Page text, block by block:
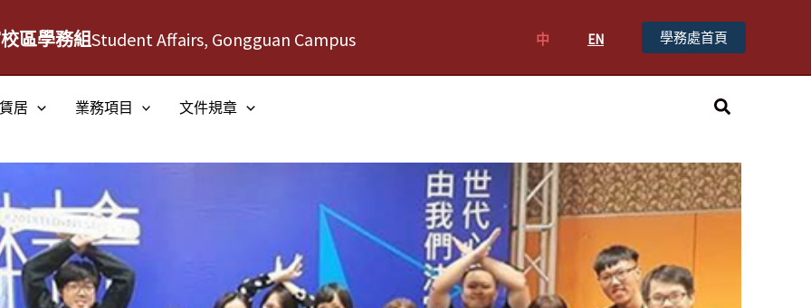
區學務組Student Affairs, Gongguan Campus 中 EN 學務處首頁
居 業務項目 文件規章
搜